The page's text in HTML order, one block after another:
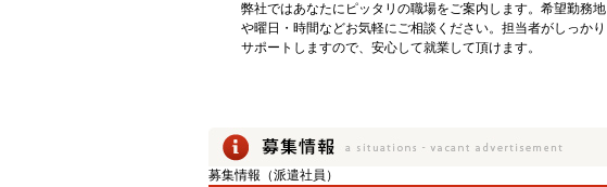
弊社ではあなたにピッタリの職場をご案内します。希望勤務地
や曜日・時間などお気軽にご相談ください。担当者がしっかり
サポートしますので、安心して就業して頂けます。
募集情報（派遣社員）